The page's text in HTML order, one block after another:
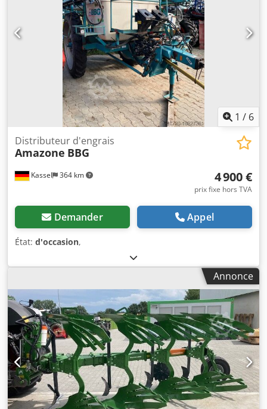
1 / 6
Kassel 364 km
Distributeur d'engrais
Amazone BBG
4 900 €
prix fixe hors TVA
Demander Appel
État: d'occasion,
Annonce